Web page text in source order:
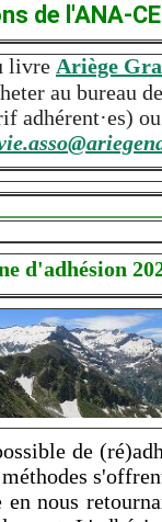
de l'ANA-
livre Ariège
au bureau
adhérent·es)
d'adhésion
de
en nous